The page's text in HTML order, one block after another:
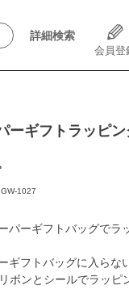
詳細検索
会員登
ーギフトラッピン
GW-1027
パーギフトバッグでラ
ーギフトバッグに入らな
ボンとシールでラッピ